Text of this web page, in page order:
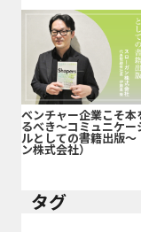
ベンチャー企業こそ本
るべき～コミュニケー
ルとしての書籍出版～
ン株式会社）
タグ